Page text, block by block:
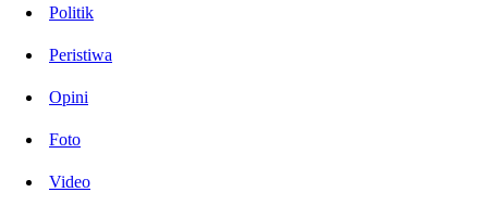
Politik
Peristiwa
Opini
Foto
Video